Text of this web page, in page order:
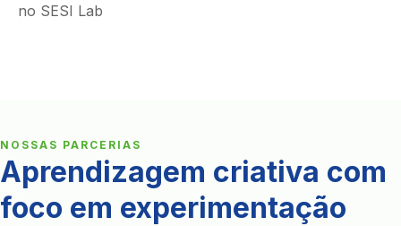
no SESI Lab
NOSSAS PARCERIAS
Aprendizagem criativa com
foco em experimentação